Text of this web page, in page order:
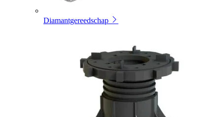
Diamantgereedschap